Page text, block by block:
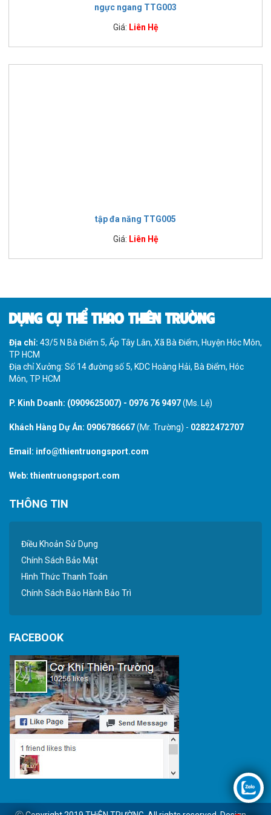
ngực ngang TTG003
Giá: Liên Hệ
tập đa năng TTG005
Giá: Liên Hệ
DỤNG CỤ THỂ THAO THIÊN TRƯỜNG
Địa chỉ: 43/5 N Bà Điểm 5, Ấp Tây Lân, Xã Bà Điểm, Huyện Hóc Môn,
TP HCM
Địa chỉ Xưởng: Số 14 đường số 5, KDC Hoàng Hải, Bà Điểm, Hóc
Môn, TP HCM
P. Kinh Doanh: (0909625007) - 0976 76 9497(Ms. Lệ)
Khách Hàng Dự Án: 0906786667(Mr. Trường) - 02822472707
Email: info@thientruongsport.com
Web: thientruongsport.com
THÔNG TIN
Điều Khoản Sử Dụng
Chính Sách Bảo Mật
Hình Thức Thanh Toán
Chính Sách Bảo Hành Bảo Trì
FACEBOOK